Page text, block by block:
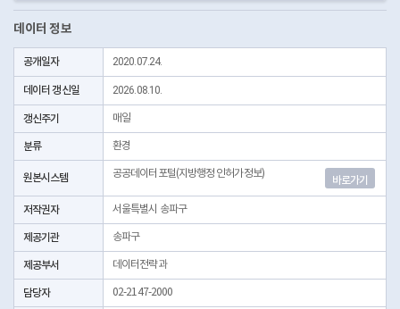
데이터 정보
공개일자 2020.07.24.
데이터 갱신일 2026.08.10.
갱신주기 매일
분류 환경
원본시스템 공공데이터포털(지방행정 인허가정보)
바로가기
저작권자 서울특별시 송파구
제공기관 송파구
제공부서 데이터전략과
담당자 02-2147-2000